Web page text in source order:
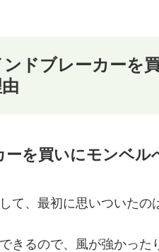
ドブレーカーを
ーを買いにモンベル
て、最初に思いついたの
きるので、風が強かっ